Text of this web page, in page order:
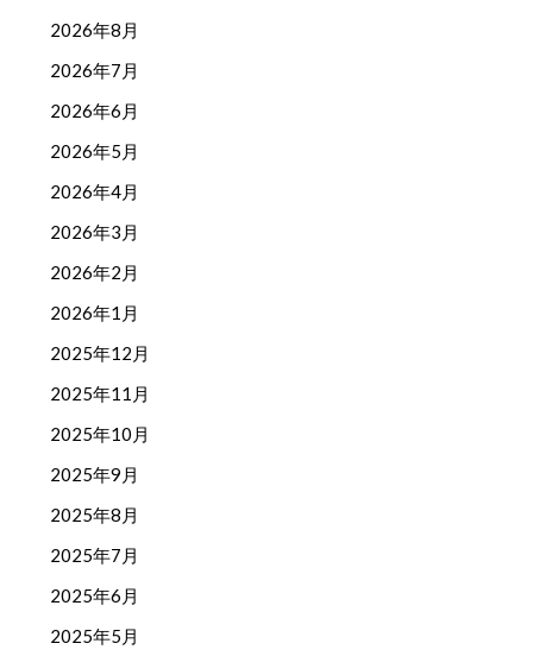
2026年8月
2026年7月
2026年6月
2026年5月
2026年4月
2026年3月
2026年2月
2026年1月
2025年12月
2025年11月
2025年10月
2025年9月
2025年8月
2025年7月
2025年6月
2025年5月